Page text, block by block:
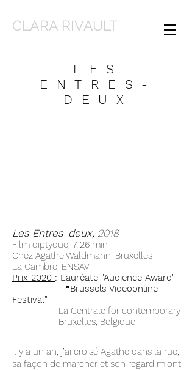
CLARA RIVAULT
LES
ENTRES-
DEUX
Les Entres-deux, 2018
Film diptyque, 7’26 min
Chez Agathe Waldmann, Bruxelles
La Cambre, ENSAV
Prix 2020 : Lauréate "Audience Award"
"Brussels Videoonline
Festival"
La Centrale for contemporary
Bruxelles, Belgique
Il y a un an, j’ai croisé Agathe dans la rue,
sa façon de marcher et son regard m’ont